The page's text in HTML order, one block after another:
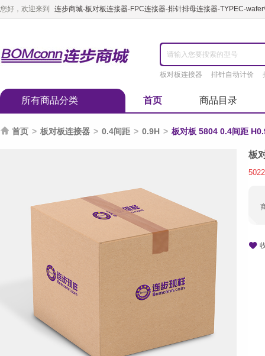
您好，欢迎来到 连步商城-板对板连接器-FPC连接器-排针排母连接器-TYPEC-
板对板连接器 排针自动计价
所有商品分类 首页 商品目录
 首页 > 板对板连接器 > 0.4间距 > 0.9H > 板对板 5804 0.4间距
板
